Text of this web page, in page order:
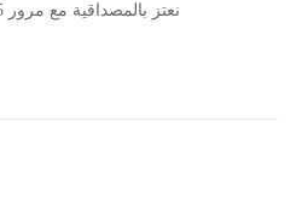
نعتز بالمصداقية مع مرور 15 عام على تأسيس الشركة